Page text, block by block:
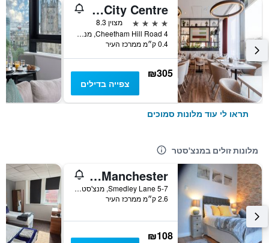
Park Inn by Radisson Manchester City Centre
4 כוכבים
מצוין 8.3
4 Cheetham Hill Road, מנצ'סטר, בריטניה
0.4 ק״מ ממרכז העיר
₪305
צפייה בדילים
תראו לי עוד מלונות סמוכים
מלונות זולים במנצ'סטר
Queens Guesthouse Manchester
5-7 Smedley Lane, מנצ'סטר, בריטניה
2.6 ק״מ ממרכז העיר
₪108